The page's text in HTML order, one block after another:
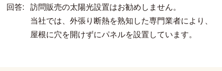
回答: 訪問販売の太陽光設置はお勧めしません。
当社では、外張り断熱を熟知した専門業者により、
屋根に穴を開けずにパネルを設置しています。